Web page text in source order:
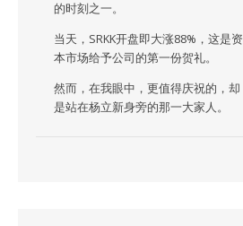
的时刻之一。
当天，SRKK开盘即大涨88%，这是资
本市场给予公司的第一份贺礼。
然而，在我眼中，更值得庆祝的，却
是站在杨立新身旁的那一大家人。